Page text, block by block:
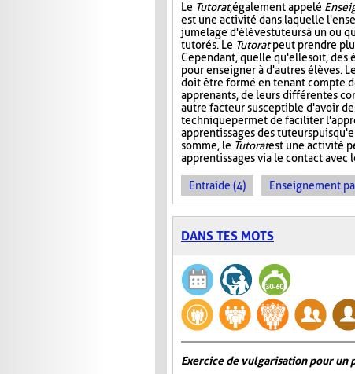
Le Tutorat, également appelé
est une activité dans laquelle
jumelage d'élèves tuteurs à un ou
tutorés. Le Tutoratpeut prendre
Cependant, quelle qu'elle soit, des
pour enseigner à d'autres élèves.
doit être formé en tenant compte
apprenants, de leurs différentes
autre facteur susceptible d'avoir
technique permet de faciliter
apprentissages des tuteurs
somme, le Tutoratest une activité
apprentissages via le contact avec
Entraide (4) Enseignement
DANS TES MOTS
Exercice de vulgarisation pour un